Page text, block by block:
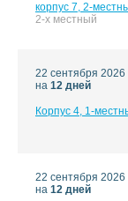
корпус 7, 2-
2-х местный
22 сентября 2026
на 12 дней
Корпус 4, 1-
22 сентября 2026
на 12 дней